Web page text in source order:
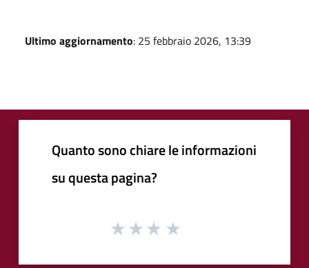
Ultimo aggiornamento: 25 febbraio 2026, 13:39
Quanto sono chiare le informazioni
su questa pagina?